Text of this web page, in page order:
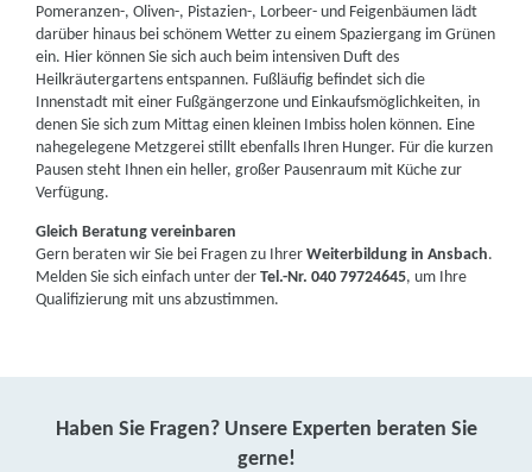
Pomeranzen-, Oliven-, Pistazien-, Lorbeer- und Feigenbäumen lädt
darüber hinaus bei schönem Wetter zu einem Spaziergang im Grünen
ein. Hier können Sie sich auch beim intensiven Duft des
Heilkräutergartens entspannen. Fußläufig befindet sich die
Innenstadt mit einer Fußgängerzone und Einkaufsmöglichkeiten, in
denen Sie sich zum Mittag einen kleinen Imbiss holen können. Eine
nahegelegene Metzgerei stillt ebenfalls Ihren Hunger. Für die kurzen
Pausen steht Ihnen ein heller, großer Pausenraum mit Küche zur
Verfügung.
Gleich Beratung vereinbaren
Gern beraten wir Sie bei Fragen zu IhrerWeiterbildung in Ansbach.
Melden Sie sich einfach unter derTel.-Nr. 040 79724645, um Ihre
Qualifizierung mit uns abzustimmen.
Haben Sie Fragen? Unsere Experten beraten Sie
gerne!